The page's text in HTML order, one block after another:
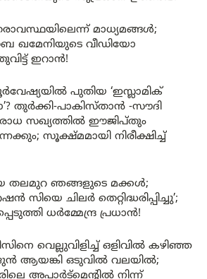
മാധ്യമങ്ങൾ;
ഖമേനിയുടെ വീഡിയോ
ഇറാൻ!
പുതിയ ‘ഇസ്ലാമിക്
തുർക്കി-പാകിസ്താൻ -സൗദി
സഖ്യത്തിൽ ഈജിപ്തും
സൂക്ഷ്മമായി നിരീക്ഷിച്ച്
തലമുറ ഞങ്ങളുടെ മക്കൾ;
സിയെ ചിലർ തെറ്റിദ്ധരിപ്പിച്ചു’;
ധർമ്മേന്ദ്ര പ്രധാൻ!
വെല്ലുവിളിച്ച് ഒളിവിൽ കഴിഞ്ഞ
ആയങ്കി ഒടുവിൽ വലയിൽ;
അപാർട്മെന്റിൽ നിന്ന്